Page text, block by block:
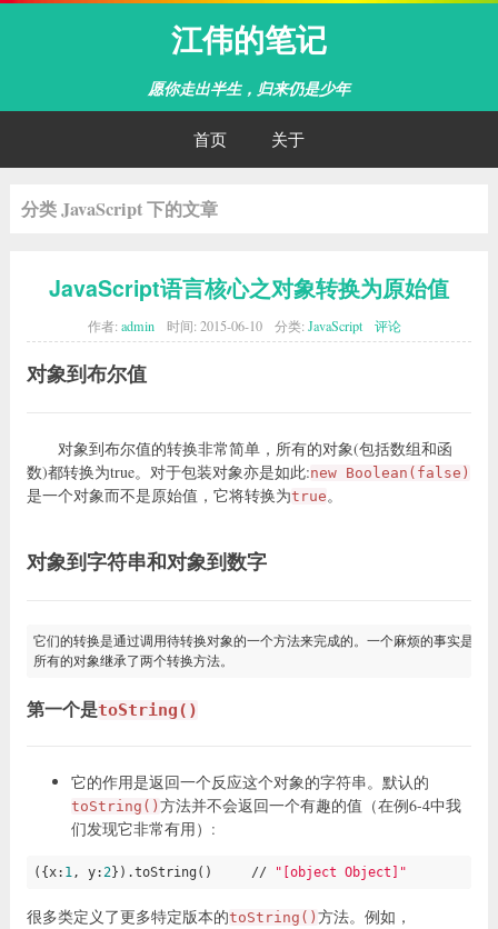
江伟的笔记
愿你走出半生，归来仍是少年
首页 关于
分类 JavaScript 下的文章
JavaScript语言核心之对象转换为原始值
作者: admin 时间: 2015-06-10 分类: JavaScript 评论
对象到布尔值
对象到布尔值的转换非常简单，所有的对象(包括数组和函
数)都转换为true。对于包装对象亦是如此:new Boolean(false)
是一个对象而不是原始值，它将转换为true。
对象到字符串和对象到数字
它们的转换是通过调用待转换对象的一个方法来完成的。一个麻烦的事实是，`
第一个是toString()
它的作用是返回一个反应这个对象的字符串。默认的
toString() 方法并不会返回一个有趣的值（在例6-4中我
们发现它非常有用）:
({x: 1, y:2}).toString()     // "[object Object]"
很多类定义了更多特定版本的toString() 方法。例如，